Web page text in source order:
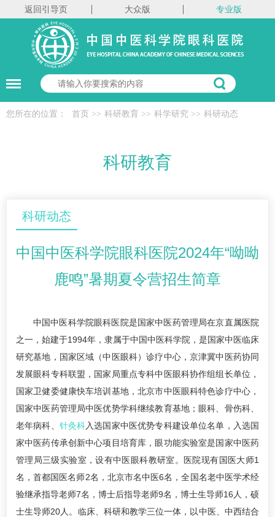
返回引导页 大众版 专业版
您所在的位置： 首页 >> 科研教育 >> 科学研究 >> 科研动态
科研教育
科研动态
中国中医科学院眼科医院2024年“呦呦
鹿鸣”暑期夏令营招生简章
中国中医科学院眼科医院是国家中医药管理局在京直属医院
之一，始建于1994年，隶属于中国中医科学院，是国家中医临床
研究基地，国家区域（中医眼科）诊疗中心，京津冀中医药协同
发展眼科专科联盟，国家局重点专科中医眼科协作组组长单位，
国家卫健委健康快车培训基地，北京市中医眼科特色诊疗中心，
国家中医药管理局中医优势学科继续教育基地；眼科、骨伤科、
老年病科、 针灸科入选国家中医优势专科建设单位名单，入选国
家中医药传承创新中心项目培育库，眼功能实验室是国家中医药
管理局三级实验室，设有中医眼科教研室。医院现有国医大师1
名，首都国医名师2名，北京市名中医6名，全国名老中医学术经
验继承指导老师7名，博士后指导老师9名，博士生导师16人，硕
士生导师20人。临床、科研和教学三位一体，以中医、中西结合